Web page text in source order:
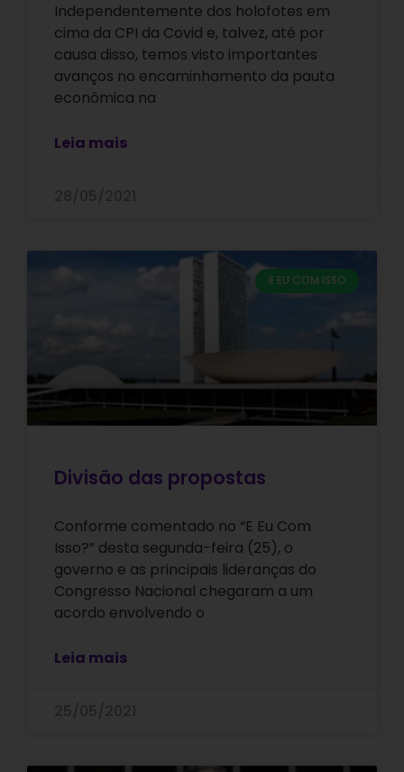
Independentemente dos holofotes em
cima da CPI da Covid e, talvez, até por
causa disso, temos visto importantes
avanços no encaminhamento da pauta
econômica na
Leia mais
E EU COM ISSO
Divisão das propostas
Conforme comentado no “E Eu Com
Isso?” desta segunda-feira (25), o
governo e as principais lideranças do
Congresso Nacional chegaram a um
acordo envolvendo o
Leia mais